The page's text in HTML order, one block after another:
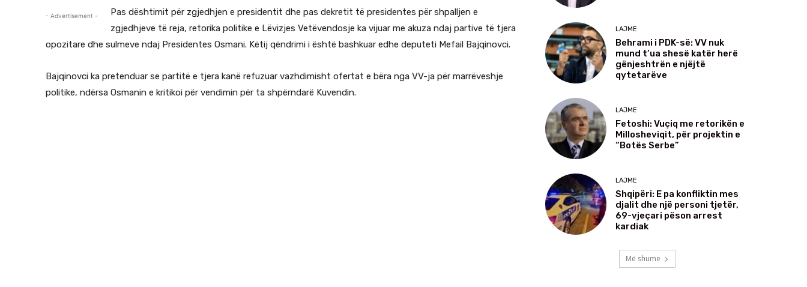
- Advertisement -
Pas dështimit për zgjedhjen e presidentit dhe pas dekretit të presidentes për shpalljen e
zgjedhjeve të reja, retorika politike e Lëvizjes Vetëvendosje ka vijuar me akuza ndaj partive të tjera
opozitare dhe sulmeve ndaj Presidentes Osmani. Këtij qëndrimi i është bashkuar edhe deputeti Mefail Bajqinovci.
Bajqinovci ka pretenduar se partitë e tjera kanë refuzuar vazhdimisht ofertat e bëra nga VV-ja për marrëveshje
politike, ndërsa Osmanin e kritikoi për vendimin për ta shpërndarë Kuvendin.
LAJME
Behrami i PDK-së: VV nuk
mund t’ua shesë katër herë
gënjeshtrën e njëjtë
qytetarëve
LAJME
Fetoshi: Vuçiq me retorikën e
Millosheviqit, për projektin e
“Botës Serbe”
LAJME
Shqipëri: E pa konfliktin mes
djalit dhe një personi tjetër,
69-vjeçari pëson arrest
kardiak
Më shumë